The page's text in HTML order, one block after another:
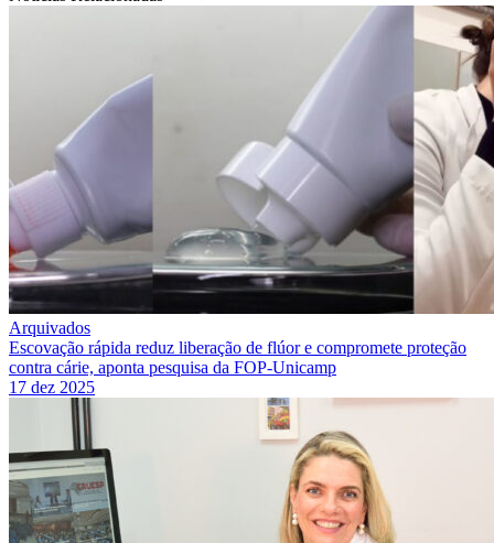
Arquivados
Escovação rápida reduz liberação de flúor e compromete proteção
contra cárie, aponta pesquisa da FOP-Unicamp
17 dez 2025